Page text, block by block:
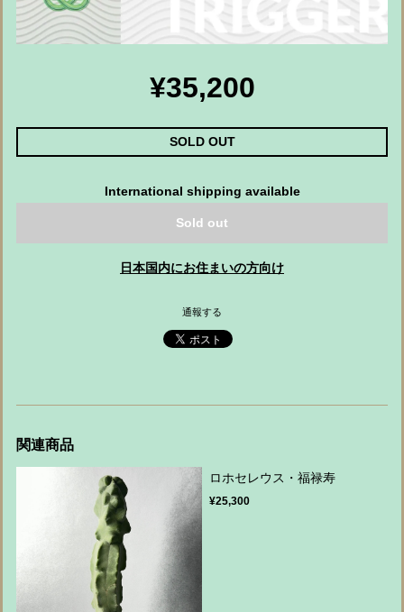
¥35,200
SOLD OUT
International shipping available
Sold out
日本国内にお住まいの方向け
通報する
関連商品
ロホセレウス・福禄寿
¥25,300